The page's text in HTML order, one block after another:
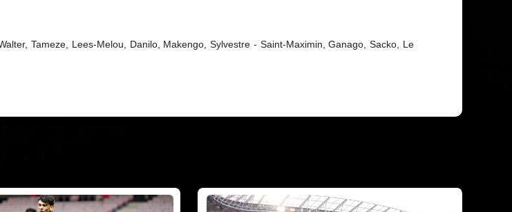
Tameze, Lees-Melou, Danilo, Makengo, Sylvestre - Saint-Maximin, Ganago, Sacko, Le